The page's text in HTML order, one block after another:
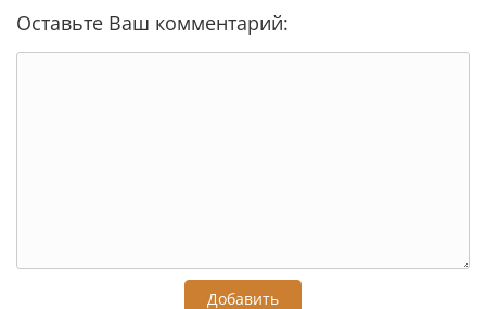
Оставьте Ваш комментарий:
Добавить